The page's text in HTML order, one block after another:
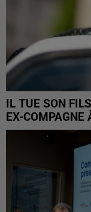
IL TUE SON
EX-COMPAGNE